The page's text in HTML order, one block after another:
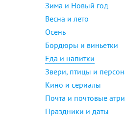
Зима и Новый год
Весна и лето
Осень
Бордюры и виньетки
Еда и напитки
Звери, птицы и
Кино и сериалы
Почта и почтовые
Праздники и даты